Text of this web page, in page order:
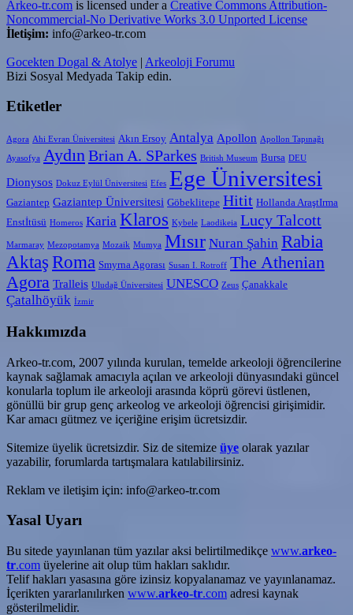
Arkeo-tr.com is licensed under a Creative Commons Attribution-
Noncommercial-No Derivative Works 3.0 Unported License
İletişim: info@arkeo-tr.com
Gocekten Dogal & Atolye | Arkeoloji Forumu
Bizi Sosyal Medyada Takip edin.
Etiketler
Agora Ahi Evran Üniversitesi Akın Ersoy Antalya Apollon Apollon Tapınağı
Ayasofya AydınBrian A. SParkes British Museum Bursa DEU
Dionysos Dokuz Eylül Üniversitesi Efes Ege Üniversitesi
Gaziantep Gaziantep Üniversitesi Göbeklitepe Hitit Hollanda AraştIrma
Enstİtüsü Homeros Karia Klaros Kybele Laodikeia Lucy Talcott
Marmaray Mezopotamya Mozaik Mumya Mısır Nuran Şahin Rabia
Aktaş Roma Smyrna Agorası Susan I. Rotroff The Athenian
Agora Tralleis Uludağ Üniversitesi UNESCO Zeus Çanakkale
Çatalhöyük İzmir
Hakkımızda
Arkeo-tr.com, 2007 yılında kurulan, temelde arkeoloji öğrencilerine
kaynak sağlamak amacıyla açılan ve arkeoloji dünyasındaki güncel
konularla toplum ile arkeoloji arasında köprü görevi üstlenen,
gönüllü bir grup genç arkeolog ve arkeoloji öğrencisi girişimidir.
Kar amacı gütmez ve içeriğine erişim ücretsizdir.
Sitemize üyelik ücretsizdir. Siz de sitemize üye olarak yazılar
yazabilir, forumlarda tartışmalara katılabilirsiniz.
Reklam ve iletişim için: info@arkeo-tr.com
Yasal Uyarı
Bu sitede yayınlanan tüm yazılar aksi belirtilmedikçe www.arkeo-
tr.com üyelerine ait olup tüm hakları saklıdır.
Telif hakları yasasına göre izinsiz kopyalanamaz ve yayınlanamaz.
İçerikten yararlanılırken www.arkeo-tr.com adresi kaynak
gösterilmelidir.